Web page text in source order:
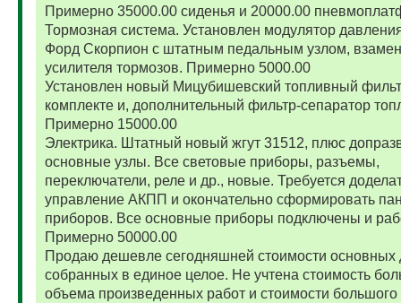
Примерно 35000.00 сиденья и 20000.00
Тормозная система. Установлен модулятор
Форд Скорпион с штатным педальным узлом, взамен
усилителя тормозов. Примерно 5000.00
Установлен новый Мицубишевский топливный
комплекте и, дополнительный фильтр-сепаратор
Примерно 15000.00
Электрика. Штатный новый жгут 31512, плюс
основные узлы. Все световые приборы, разъемы,
переключатели, реле и др., новые. Требуется
управление АКПП и окончательно сформировать
приборов. Все основные приборы подключены и
Примерно 50000.00
Продаю дешевле сегодняшней стоимости основных
собранных в единое целое. Не учтена стоимость
объема произведенных работ и стоимости большого